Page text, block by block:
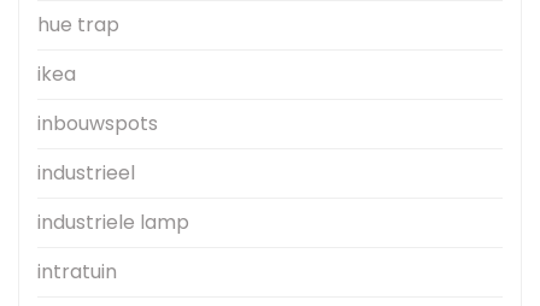
hue trap
ikea
inbouwspots
industrieel
industriele lamp
intratuin